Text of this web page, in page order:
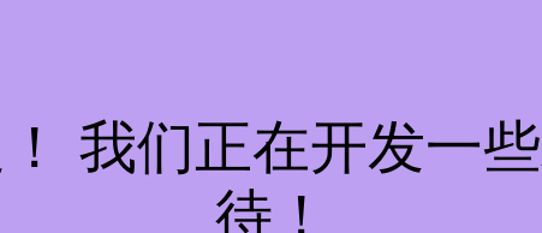
我们正在开发一
待！